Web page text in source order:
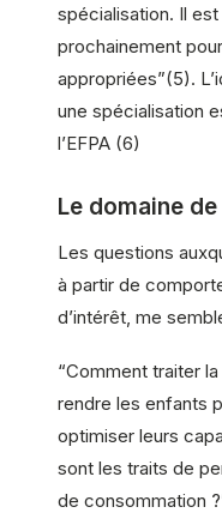
spécialisation. Il est
prochainement
appropriées”(5).
une spécialisation
l’EFPA (6)
Le domaine
Les questions
à partir de
d’intérêt, me
“Comment traiter
rendre les enfants
optimiser leurs
sont les traits de
de consommation